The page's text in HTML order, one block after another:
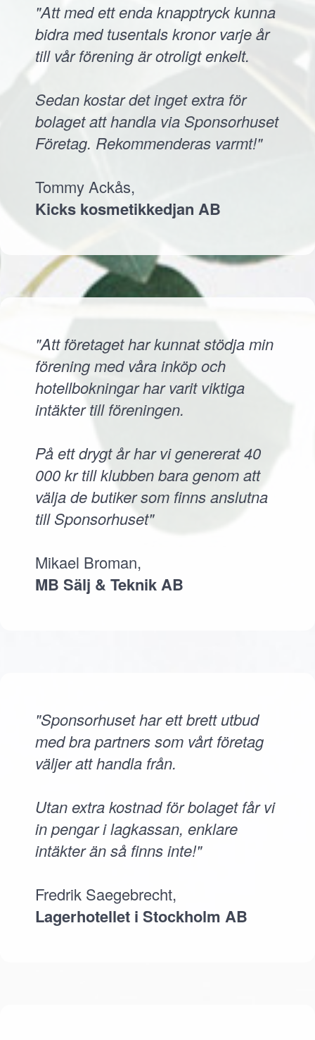
"Att med ett enda knapptryck kunna
bidra med tusentals kronor varje år
till vår förening är otroligt enkelt.
Sedan kostar det inget extra för
bolaget att handla via Sponsorhuset
Företag. Rekommenderas varmt!"
Tommy Ackås,
Kicks kosmetikkedjan AB
"Att företaget har kunnat stödja min
förening med våra inköp och
hotellbokningar har varit viktiga
intäkter till föreningen.
På ett drygt år har vi genererat 40
000 kr till klubben bara genom att
välja de butiker som finns anslutna
till Sponsorhuset"
Mikael Broman,
MB Sälj & Teknik AB
"Sponsorhuset har ett brett utbud
med bra partners som vårt företag
väljer att handla från.
Utan extra kostnad för bolaget får vi
in pengar i lagkassan, enklare
intäkter än så finns inte!"
Fredrik Saegebrecht,
Lagerhotellet i Stockholm AB